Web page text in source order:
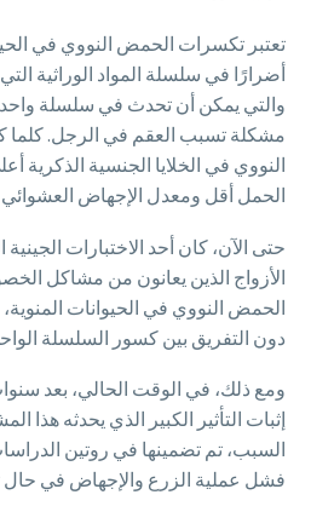
تعتبر تكسرات الحمض النووي في
أضرارًا في سلسلة المواد الوراثية التي
والتي يمكن أن تحدث في سلسلة
مشكلة تسبب العقم في الرجل.
النووي في الخلايا الجنسية الذكرية
الحمل أقل ومعدل الإجهاض
حتى الآن، كان أحد الاختبارات
الأزواج الذين يعانون من مشاكل
الحمض النووي في الحيوانات
دون التفريق بين كسور السلسلة
ومع ذلك، في الوقت الحالي، بعد
إثبات التأثير الكبير الذي يحدثه هذا
السبب، تم تضمينها في روتين
فشل عملية الزرع والإجهاض في حال